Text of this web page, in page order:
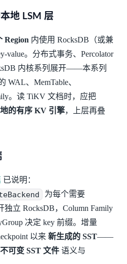
地 LSM 层
Region 内使用 RocksDB（或兼
value。分布式事务、Percolator
内核系列展开——本系列
WAL、MemTable、
。读 TiKV 文档时，应把
的有序 KV 引擎，上层再叠
已说明：
为每个需要
独立 RocksDB，Column Family
决定 key 前缀。增量
以来 新生成的 SST——
不可变 SST 文件语义与